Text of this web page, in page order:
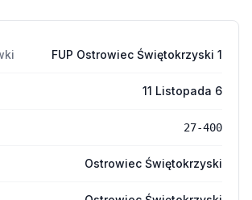
FUP Ostrowiec Świętokrzyski 1
11 Listopada 6
27-400
Ostrowiec Świętokrzyski